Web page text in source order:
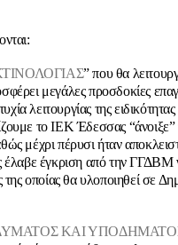
” που θα
μεγάλες προσδοκίες
λειτουργίας της ειδικότητας
ΙΕΚ Έδεσσας “άνοιξε”
μέχρι πέρυσι ήταν
έγκριση από την ΓΓΔΒΜ
της οποίας θα υλοποιηθεί σε
ΚΑΙ